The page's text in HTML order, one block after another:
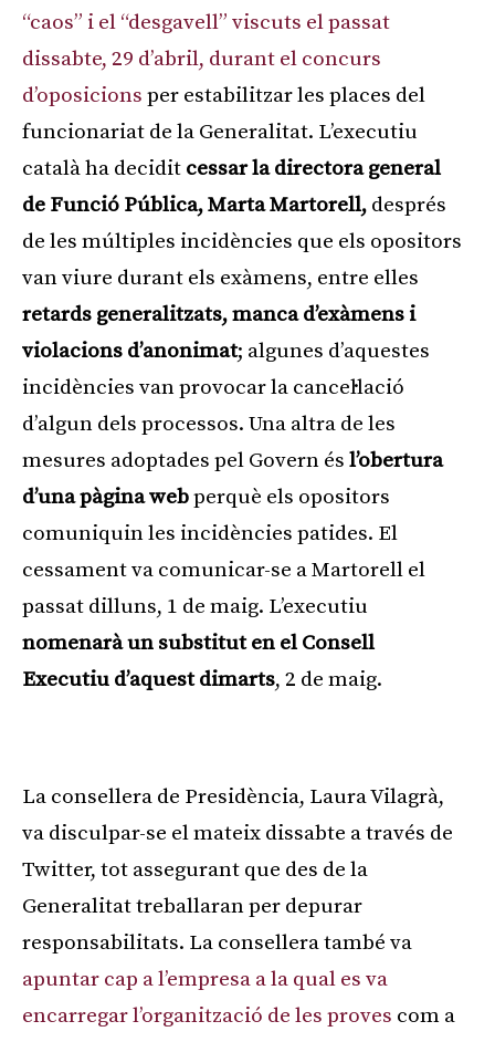
“caos” i el “desgavell” viscuts el passat
dissabte, 29 d’abril, durant el concurs
d’oposicions per estabilitzar les places del
funcionariat de la Generalitat. L’executiu
català ha decidit cessar la directora general
de Funció Pública, Marta Martorell, després
de les múltiples incidències que els opositors
van viure durant els exàmens, entre elles
retards generalitzats, manca d’exàmens i
violacions d’anonimat; algunes d’aquestes
incidències van provocar la cancel·lació
d’algun dels processos. Una altra de les
mesures adoptades pel Govern és l’obertura
d’una pàgina webperquè els opositors
comuniquin les incidències patides. El
cessament va comunicar-se a Martorell el
passat dilluns, 1 de maig. L’executiu
nomenarà un substitut en el Consell
Executiu d’aquest dimarts, 2 de maig.
La consellera de Presidència, Laura Vilagrà,
va disculpar-se el mateix dissabte a través de
Twitter, tot assegurant que des de la
Generalitat treballaran per depurar
responsabilitats. La consellera també va
apuntar cap a l’empresa a la qual es va
encarregar l’organització de les proves com a